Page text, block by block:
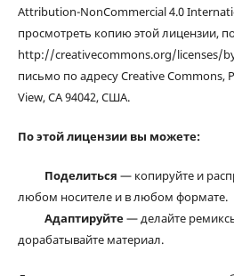
Attribution-NonCommercial 4.0
просмотреть копию этой лицензии,
http://creativecommons.org/licenses/
письмо по адресу Creative Commons,
View, CA 94042, США.
По этой лицензии вы можете:
Поделиться — копируйте и
любом носителе и в любом формате.
Адаптируйте— делайте
дорабатывайте материал.